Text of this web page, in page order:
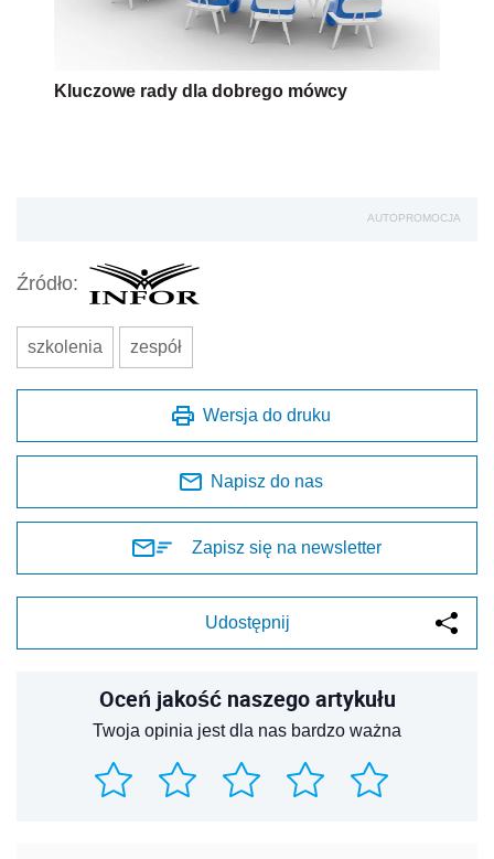
Kluczowe rady dla dobrego mówcy
AUTOPROMOCJA
Źródło:
szkolenia zespół
Wersja do druku
Napisz do nas
Zapisz się na newsletter
Udostępnij
Oceń jakość naszego artykułu
Twoja opinia jest dla nas bardzo ważna